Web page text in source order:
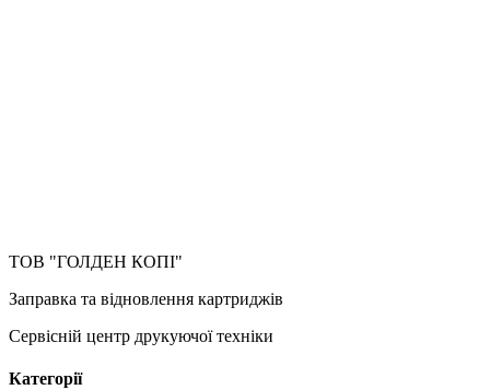
ТОВ "ГОЛДЕН КОПІ"
Заправка та відновлення картриджів
Сервісній центр друкуючої техніки
Категорії